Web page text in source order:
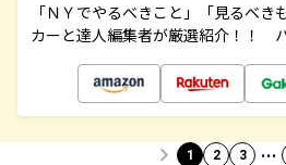
「ＮＹでやるべきこと」「見るべ
カーと達人編集者が厳選紹介！！
1 2 3 …